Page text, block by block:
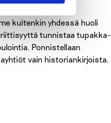
kuitenkin yhdessä huoli
tunnistaa tupakka-
Ponnistellaan
vain historiankirjoista.